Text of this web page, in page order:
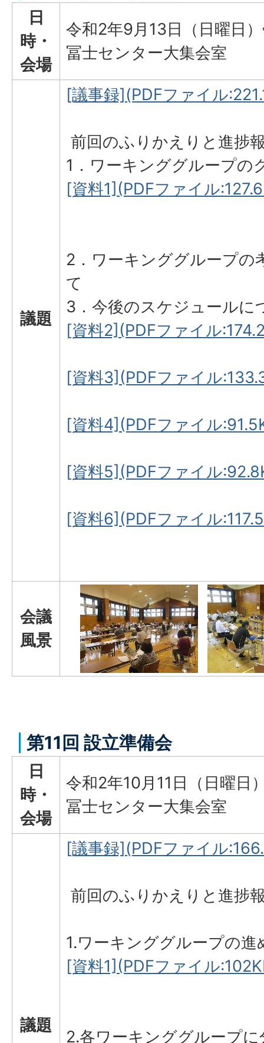
日
時・
会場
令和2年9月13日（日曜日
冨士センター大集会室
議題
[議事録](PDFファイル
前回のふりかえりと進捗
1．ワーキンググループの
[資料1](PDFファイル
2．ワーキンググループの
て
3．今後のスケジュールに
[資料2](PDFファイル
[資料3](PDFファイル
[資料4](PDFファイル
[資料5](PDFファイル
[資料6](PDFファイル
会議
風景
第11回 設立準備会
日
時・
会場
令和2年10月11日（日曜日
冨士センター大集会室
議題
[議事録](PDFファイル
前回のふりかえりと進捗
1.ワーキンググループの進
[資料1](PDFファイル
2.各ワーキンググループ